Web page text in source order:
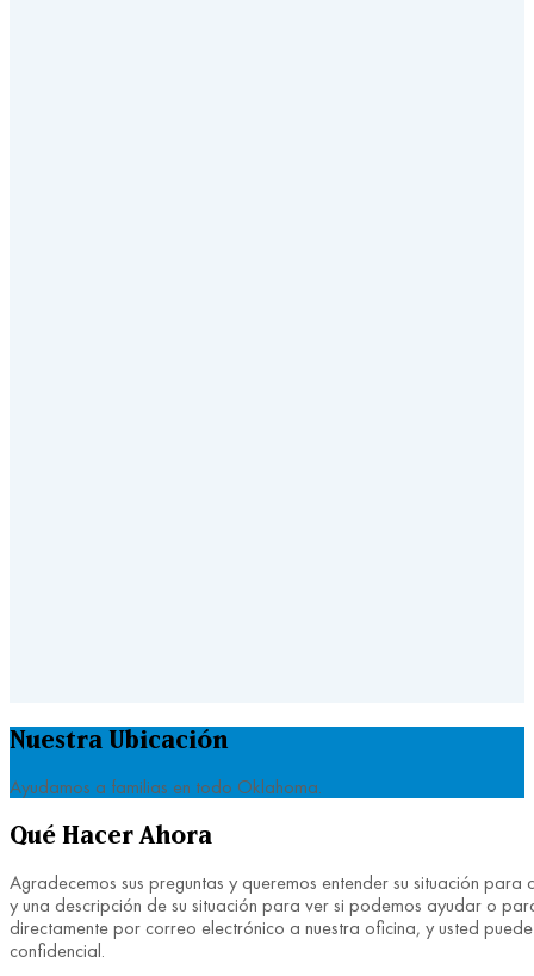
Nuestra Ubicación
Ayudamos a familias en todo Oklahoma.
Qué Hacer Ahora
Agradecemos sus preguntas y queremos entender su situación
y una descripción de su situación para ver si podemos ayudar o
directamente por correo electrónico a nuestra oficina, y usted
confidencial.